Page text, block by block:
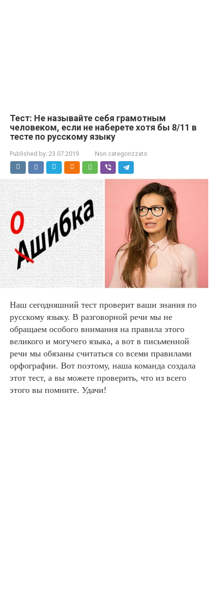
Тест: Не называйте себя грамотным
человеком, если не наберете хотя бы 8/11 в
тесте по русскому языку
Published by: 23.07.2019 Non categorizzato
Наш сегодняшний тест проверит ваши знания по
русскому языку. В разговорной речи мы не
обращаем особого внимания на правила этого
великого и могучего языка, а вот в письменной
речи мы обязаны считаться со всеми правилами
орфографии. Вот поэтому, наша команда создала
этот тест, а вы можете проверить, что из всего
этого вы помните. Удачи!